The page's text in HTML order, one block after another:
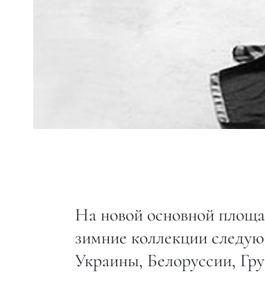
На новой основной
зимние коллекции
Украины, Белоруссии,